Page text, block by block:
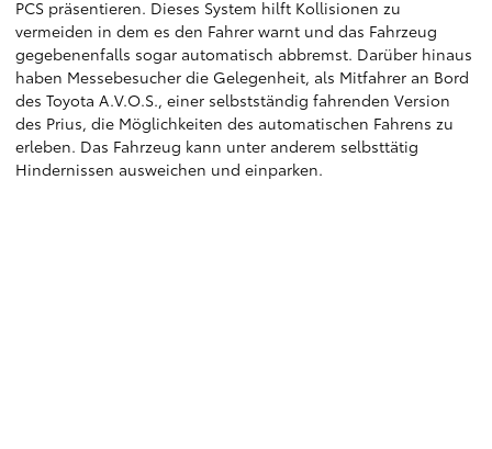
PCS präsentieren. Dieses System hilft Kollisionen zu
vermeiden in dem es den Fahrer warnt und das Fahrzeug
gegebenenfalls sogar automatisch abbremst. Darüber hinaus
haben Messebesucher die Gelegenheit, als Mitfahrer an Bord
des Toyota A.V.O.S., einer selbstständig fahrenden Version
des Prius, die Möglichkeiten des automatischen Fahrens zu
erleben. Das Fahrzeug kann unter anderem selbsttätig
Hindernissen ausweichen und einparken.